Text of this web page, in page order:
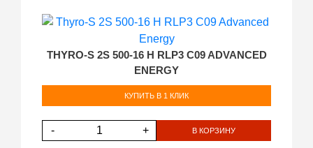
THYRO-S 2S 500-16 H RLP3 C09 ADVANCED
ENERGY
КУПИТЬ В 1 КЛИК
- + В КОРЗИНУ